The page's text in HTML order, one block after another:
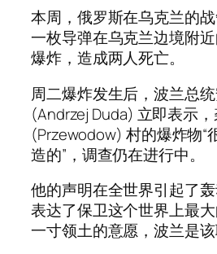
本周，俄罗斯在乌克兰的
一枚导弹在乌克兰边境附
爆炸，造成两人死亡。
周二爆炸发生后，波兰总统
(Andrzej Duda) 立即表示
(Przewodow) 村的爆炸物“
造的”，调查仍在进行中。
他的声明在全世界引起了
表达了保卫这个世界上最
一寸领土的意愿，波兰是该